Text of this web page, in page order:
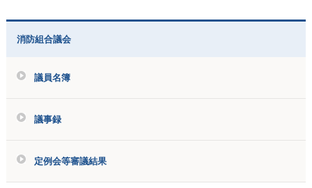
消防組合議会
議員名簿
議事録
定例会等審議結果